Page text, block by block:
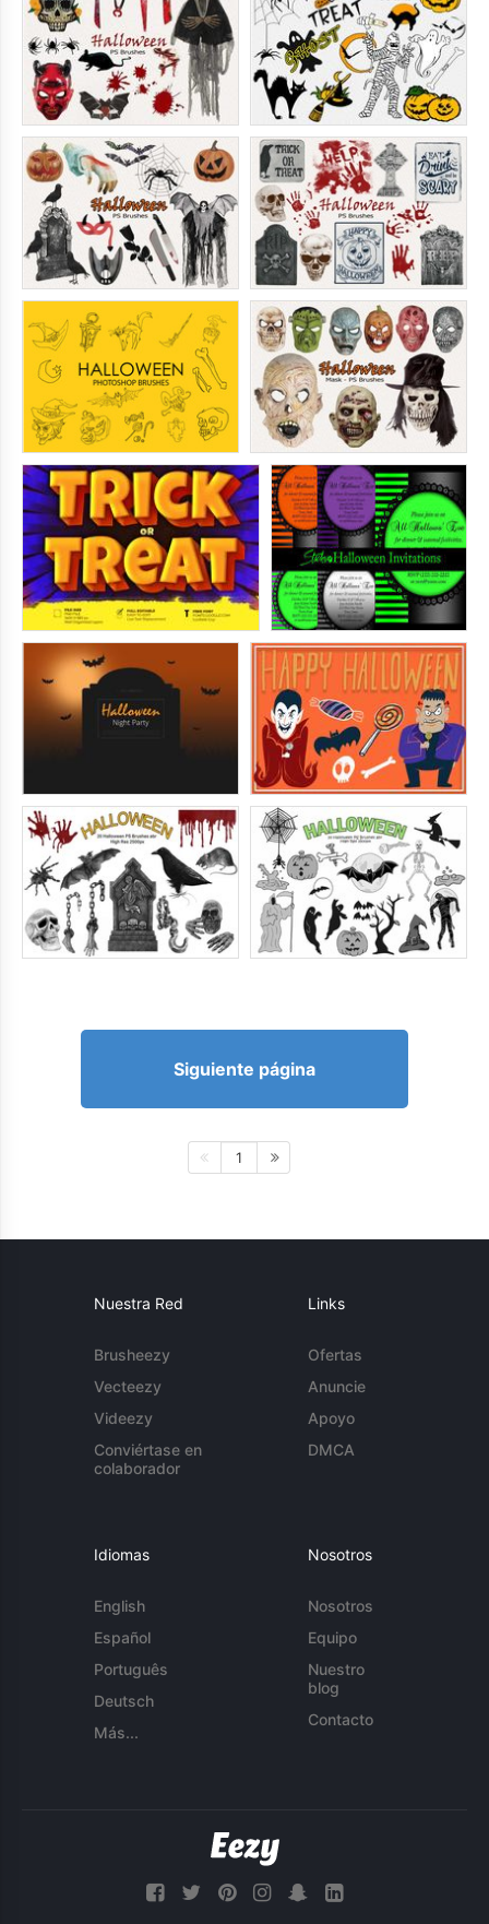
Siguiente página
1
Nuestra Red
Brusheezy
Vecteezy
Videezy
Conviértase en
colaborador
Links
Ofertas
Anuncie
Apoyo
DMCA
Idiomas
English
Español
Português
Deutsch
Más...
Nosotros
Nosotros
Equipo
Nuestro
blog
Contacto